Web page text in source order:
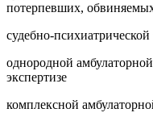
потерпевших,
судебно-психиатрической
однородной
экспертизе
комплексной